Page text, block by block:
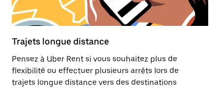
Trajets longue distance
Pensez à Uber Rent si vous souhaitez plus de
flexibilité ou effectuer plusieurs arrêts lors de
trajets longue distance vers des destinations